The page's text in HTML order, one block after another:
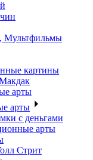
Мультфильмы
картины
арты
арты
с деньгами
арты
Стрит